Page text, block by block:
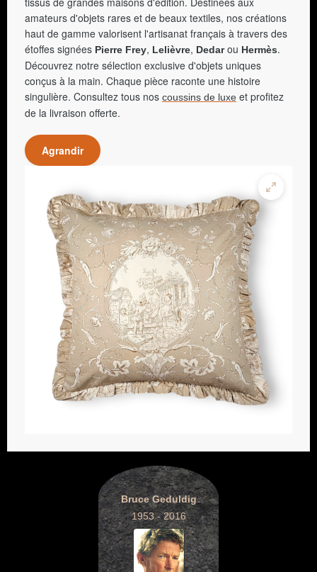
amateurs d'objets rares et de beaux textiles, nos créations
haut de gamme valorisent l'artisanat français à travers des
étoffes signées Pierre Frey, Lelièvre, Dedarou Hermès.
Découvrez notre sélection exclusive d'objets uniques
conçus à la main. Chaque pièce raconte une histoire
singulière. Consultez tous nos coussins de luxe et profitez
de la livraison offerte.
Agrandir
Bruce Geduldig
1953 - 2016